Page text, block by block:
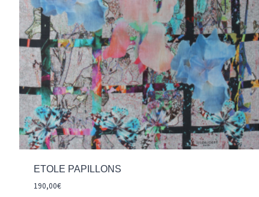
ETOLE PAPILLONS
190,00€